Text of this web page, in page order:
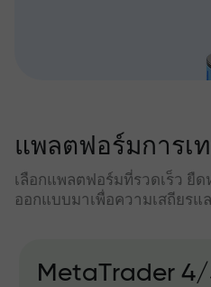
แพลตฟอร์มการเ
เลือกแพลตฟอร์มที่รวดเร็ว ยื
ออกแบบมาเพื่อความเสถียรแ
MetaTrader